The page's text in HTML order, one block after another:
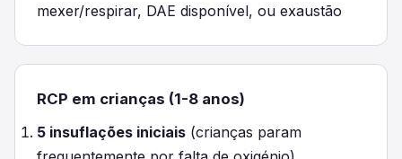
mexer/respirar, DAE disponível, ou exaustão
RCP em crianças (1-8 anos)
5 insuflações iniciais (crianças param